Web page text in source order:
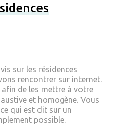
sur les résidences
rencontrer sur internet.
de les mettre à votre
et homogène. Vous
qui est dit sur un
possible.